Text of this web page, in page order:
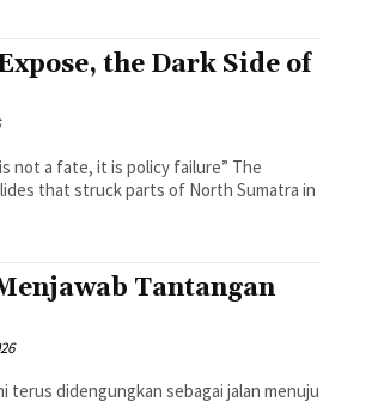
the Dark Side of
a fate, it is policy failure” The
that struck parts of North Sumatra in
Tantangan
terus didengungkan sebagai jalan menuju